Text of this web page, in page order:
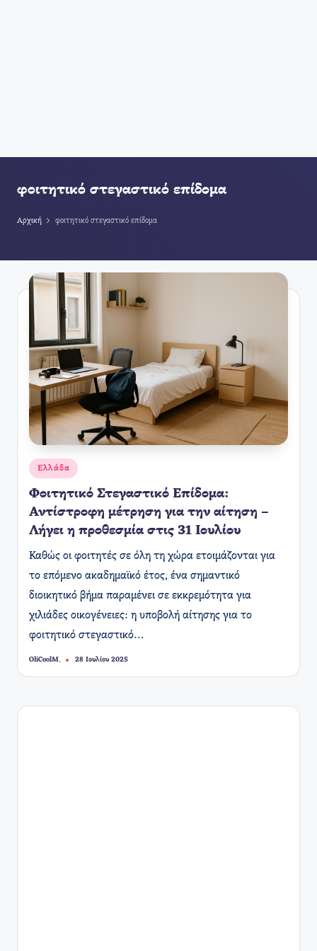
φοιτητικό στεγαστικό επίδομα
Αρχική φοιτητικό στεγαστικό επίδομα
Αναρτήθηκε
σε
Ελλάδα
Φοιτητικό Στεγαστικό Επίδομα:
Αντίστροφη μέτρηση για την αίτηση –
Λήγει η προθεσμία στις 31 Ιουλίου
Καθώς οι φοιτητές σε όλη τη χώρα ετοιμάζονται για
το επόμενο ακαδημαϊκό έτος, ένα σημαντικό
διοικητικό βήμα παραμένει σε εκκρεμότητα για
χιλιάδες οικογένειες: η υποβολή αίτησης για το
φοιτητικό στεγαστικό…
Συγγραφέας:
OliCoolM. 28 Ιουλίου 2025